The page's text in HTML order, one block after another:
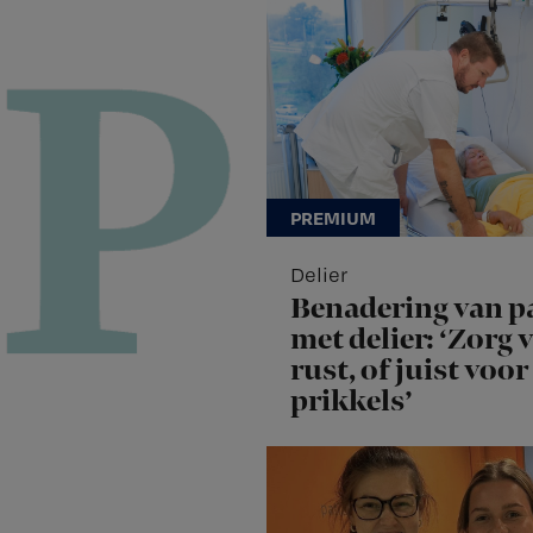
Delier
Benadering van
met delier: ‘Zorg
rust, of juist voor
prikkels’